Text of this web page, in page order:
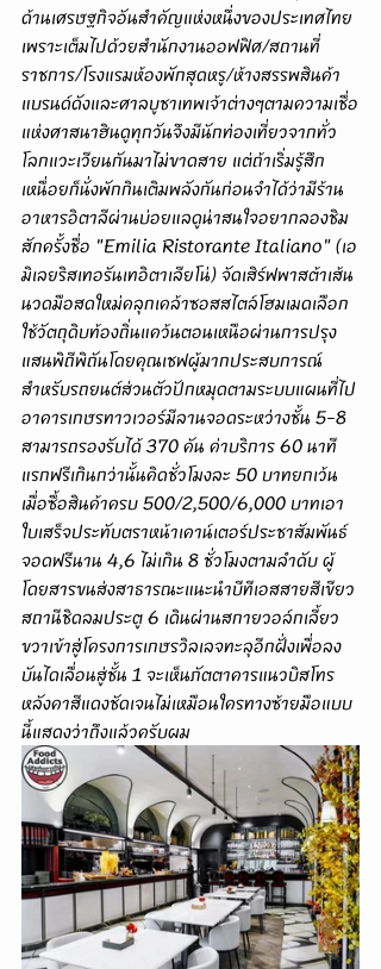
ด้านเศรษฐกิจอันสำคัญแห่งหนึ่งของประเทศไทย
เพราะเต็มไปด้วยสำนักงานออฟฟิศ/สถานที่
ราชการ/โรงแรมห้องพักสุดหรู/ห้างสรรพสินค้า
แบรนด์ดังและศาลบูชาเทพเจ้าต่างๆตามความเชื่อ
แห่งศาสนาฮินดูทุกวันจึงมีนักท่องเที่ยวจากทั่ว
โลกแวะเวียนกันมาไม่ขาดสาย แต่ถ้าเริ่มรู้สึก
เหนื่อยก็นั่งพักกินเติมพลังกันก่อนจำได้ว่ามีร้าน
อาหารอิตาลีผ่านบ่อยแลดูน่าสนใจอยากลองชิม
สักครั้งชื่อ "Emilia Ristorante Italiano" (เอ
มิเลยริสเทอรันเทอิตาเลียโน่) จัดเสิร์ฟพาสต้าเส้น
นวดมือสดใหม่คลุกเคล้าซอสสไตล์โฮมเมดเลือก
ใช้วัตถุดิบท้องถิ่นแคว้นตอนเหนือผ่านการปรุง
แสนพิถีพิถันโดยคุณเชฟผู้มากประสบการณ์
สำหรับรถยนต์ส่วนตัวปักหมุดตามระบบแผนที่ไป
อาคารเกษรทาวเวอร์มีลานจอดระหว่างชั้น 5-8
สามารถรองรับได้ 370 คัน ค่าบริการ 60 นาที
แรกฟรีเกินกว่านั้นคิดชั่วโมงละ 50 บาทยกเว้น
เมื่อซื้อสินค้าครบ 500/2,500/6,000 บาทเอา
ใบเสร็จประทับตราหน้าเคาน์เตอร์ประชาสัมพันธ์
จอดฟรีนาน 4,6 ไม่เกิน 8 ชั่วโมงตามลำดับ ผู้
โดยสารขนส่งสาธารณะแนะนำบีทีเอสสายสีเขียว
สถานีชิดลมประตู 6 เดินผ่านสกายวอล์กเลี้ยว
ขวาเข้าสู่โครงการเกษรวิลเลจทะลุอีกฝั่งเพื่อลง
บันไดเลื่อนสู่ชั้น 1 จะเห็นภัตตาคารแนวบิสโทร
หลังคาสีแดงชัดเจนไม่เหมือนใครทางซ้ายมือแบบ
นี้แสดงว่าถึงแล้วครับผม